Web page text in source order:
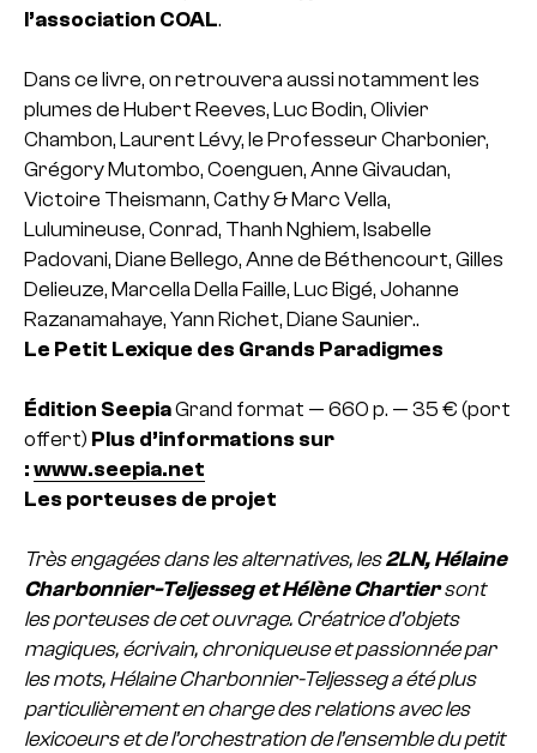
l’association COAL.
Dans ce livre, on retrouvera aussi notamment les
plumes de Hubert Reeves, Luc Bodin, Olivier
Chambon, Laurent Lévy, le Professeur Charbonier,
Grégory Mutombo, Coenguen, Anne Givaudan,
Victoire Theismann, Cathy & Marc Vella,
Lulumineuse, Conrad, Thanh Nghiem, Isabelle
Padovani, Diane Bellego, Anne de Béthencourt, Gilles
Delieuze, Marcella Della Faille, Luc Bigé, Johanne
Razanamahaye, Yann Richet, Diane Saunier..
Le Petit Lexique des Grands Paradigmes
Édition SeepiaGrand format — 660 p. — 35 € (port
offert) Plus d’informations sur
: www.seepia.net
Les porteuses de projet
Très engagées dans les alternatives, les2LN, Hélaine
Charbonnier-Teljesseg et Hélène Chartiersont
les porteuses de cet ouvrage. Créatrice d’objets
magiques, écrivain, chroniqueuse et passionnée par
les mots, Hélaine Charbonnier-Teljesseg a été plus
particulièrement en charge des relations avec les
lexicoeurs et de l’orchestration de l’ensemble du petit